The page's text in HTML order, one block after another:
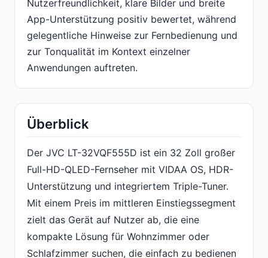
Nutzerfreundlichkeit, klare Bilder und breite
App-Unterstützung positiv bewertet, während
gelegentliche Hinweise zur Fernbedienung und
zur Tonqualität im Kontext einzelner
Anwendungen auftreten.
Überblick
Der JVC LT-32VQF555D ist ein 32 Zoll großer
Full-HD-QLED-Fernseher mit VIDAA OS, HDR-
Unterstützung und integriertem Triple-Tuner.
Mit einem Preis im mittleren Einstiegssegment
zielt das Gerät auf Nutzer ab, die eine
kompakte Lösung für Wohnzimmer oder
Schlafzimmer suchen, die einfach zu bedienen